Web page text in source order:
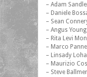
– Adam
– Daniele
– Sean
– Angus Young
– Rita Levi
– Marco
– Linsady
– Maurizio
– Steve Ballmer